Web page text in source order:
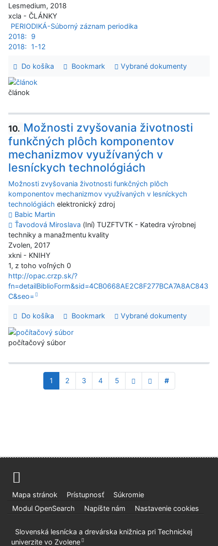
Lesmedium, 2018
xcla - ČLÁNKY
PERIODIKÁ-Súborný záznam periodika
2018:
9
2018:
1-12
Do košíka Bookmark Vybrané dokumenty
článok
10. Možnosti zvyšovania životnosti
funkčných plôch komponentov
mechanizmov využívaných v
lesníckych technológiách
Možnosti zvyšovania životnosti funkčných plôch
komponentov mechanizmov využívaných v lesníckych
technológiách elektronický zdroj
Babic Martin
Ťavodová Miroslava (Iní) TUZFTVTK - Katedra výrobnej
techniky a manažmentu kvality
Zvolen, 2017
xkni - KNIHY
1, z toho voľných 0
http://opac.crzp.sk/?
fn=detailBiblioForm&sid=4CB0668AE2C8F277BCA7A8AC843
C&seo=
Do košíka Bookmark Vybrané dokumenty
počítačový súbor
1 2 3 4 5 #
Mapa stránok Prístupnosť
Súkromie
Modul OpenSearch
Napíšte nám Nastavenie cookies
Slovenská lesnícka a drevárska knižnica pri Technickej
univerzite vo Zvolene